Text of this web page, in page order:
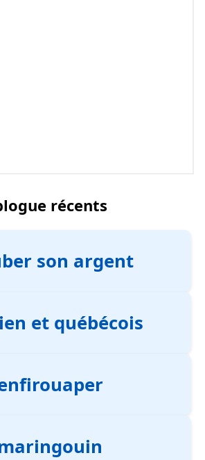
récents
son argent
et québécois